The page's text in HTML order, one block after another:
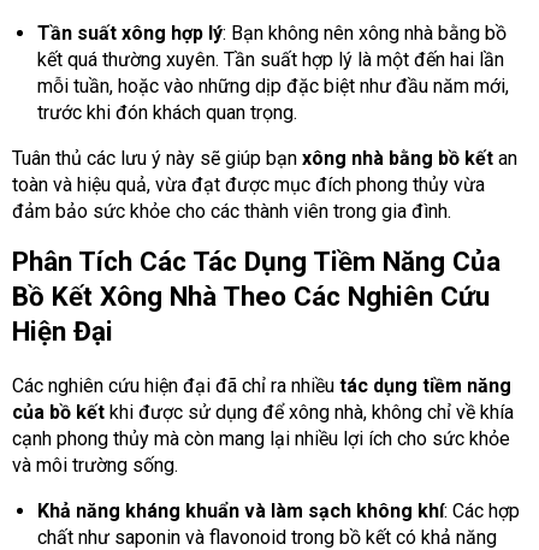
Tần suất xông hợp lý: Bạn không nên xông nhà bằng bồ
kết quá thường xuyên. Tần suất hợp lý là một đến hai lần
mỗi tuần, hoặc vào những dịp đặc biệt như đầu năm mới,
trước khi đón khách quan trọng.
Tuân thủ các lưu ý này sẽ giúp bạn xông nhà bằng bồ kết an
toàn và hiệu quả, vừa đạt được mục đích phong thủy vừa
đảm bảo sức khỏe cho các thành viên trong gia đình.
Phân Tích Các Tác Dụng Tiềm Năng Của
Bồ Kết Xông Nhà Theo Các Nghiên Cứu
Hiện Đại
Các nghiên cứu hiện đại đã chỉ ra nhiều tác dụng tiềm năng
của bồ kết khi được sử dụng để xông nhà, không chỉ về khía
cạnh phong thủy mà còn mang lại nhiều lợi ích cho sức khỏe
và môi trường sống.
Khả năng kháng khuẩn và làm sạch không khí: Các hợp
chất như saponin và flavonoid trong bồ kết có khả năng